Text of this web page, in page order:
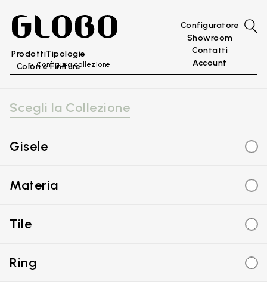
ProdottiTipologie
Colori e Finiture
Configuratore
Showroom
Contatti
Account
Configura collezione
Scegli la Collezione
Gisele
Materia
Tile
Ring